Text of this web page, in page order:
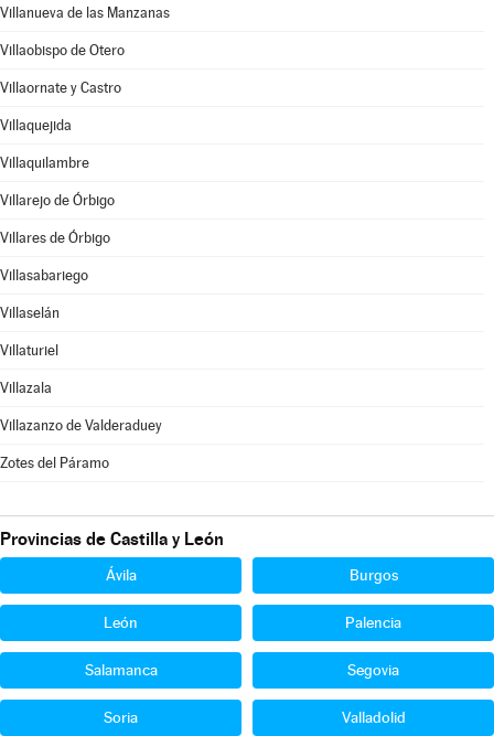
Villanueva de las Manzanas
Villaobispo de Otero
Villaornate y Castro
Villaquejida
Villaquilambre
Villarejo de Órbigo
Villares de Órbigo
Villasabariego
Villaselán
Villaturiel
Villazala
Villazanzo de Valderaduey
Zotes del Páramo
Provincias de Castilla y León
Ávila Burgos
León Palencia
Salamanca Segovia
Soria Valladolid